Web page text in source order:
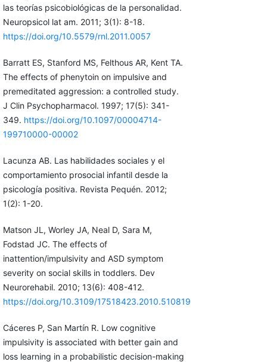
las teorías psicobiológicas de la personalidad.
Neuropsicol lat am. 2011; 3(1): 8-18.
https://doi.org/10.5579/rnl.2011.0057
Barratt ES, Stanford MS, Felthous AR, Kent TA.
The effects of phenytoin on impulsive and
premeditated aggression: a controlled study.
J Clin Psychopharmacol. 1997; 17(5): 341-
349. https://doi.org/10.1097/00004714-
199710000-00002
Lacunza AB. Las habilidades sociales y el
comportamiento prosocial infantil desde la
psicología positiva. Revista Pequén. 2012;
1(2): 1-20.
Matson JL, Worley JA, Neal D, Sara M,
Fodstad JC. The effects of
inattention/impulsivity and ASD symptom
severity on social skills in toddlers. Dev
Neurorehabil. 2010; 13(6): 408-412.
https://doi.org/10.3109/17518423.2010.510819
Cáceres P, San Martín R. Low cognitive
impulsivity is associated with better gain and
loss learning in a probabilistic decision-making